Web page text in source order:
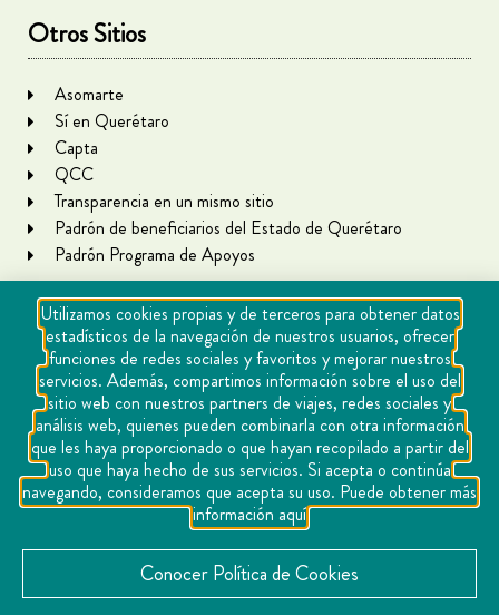
Otros Sitios
Asomarte
Sí en Querétaro
Capta
QCC
Transparencia en un mismo sitio
Padrón de beneficiarios del Estado de Querétaro
Padrón Programa de Apoyos
Copyright Querétaro Travel 2021 | v 1.1
Cookies
Aviso de privacidad
Directorio
Contacto
Utilizamos cookies propias y de terceros para obtener datos
estadísticos de la navegación de nuestros usuarios, ofrecer
funciones de redes sociales y favoritos y mejorar nuestros
servicios. Además, compartimos información sobre el uso del
sitio web con nuestros partners de viajes, redes sociales y
análisis web, quienes pueden combinarla con otra información
que les haya proporcionado o que hayan recopilado a partir del
uso que haya hecho de sus servicios. Si acepta o continúa
navegando, consideramos que acepta su uso. Puede obtener más
información aquí
Conocer Política de Cookies